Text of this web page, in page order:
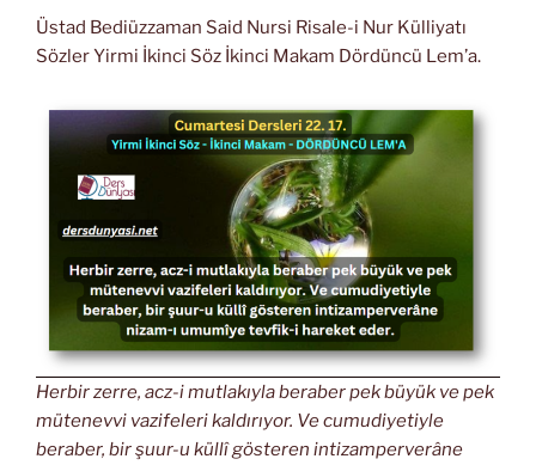
Üstad Bediüzzaman Said Nursi Risale-i Nur Külliyatı
Sözler Yirmi İkinci Söz İkinci Makam Dördüncü Lem’a.
Herbir zerre, acz-i mutlakıyla beraber pek büyük ve pek
mütenevvi vazifeleri kaldırıyor. Ve cumudiyetiyle
beraber, bir şuur-u küllî gösteren intizamperverâne